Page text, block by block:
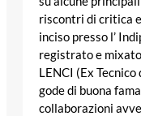
riscontri di critica
inciso presso l’
registrato e
LENCI (Ex
gode di buona
collaborazioni